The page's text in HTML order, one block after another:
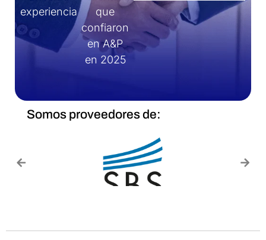
experiencia
que
confiaron
en A&P
en 2025
Somos proveedores de: